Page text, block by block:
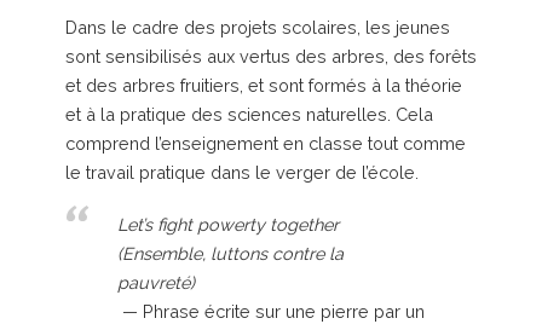
Dans le cadre des projets scolaires, les jeunes
sont sensibilisés aux vertus des arbres, des forêts
et des arbres fruitiers, et sont formés à la théorie
et à la pratique des sciences naturelles. Cela
comprend l’enseignement en classe tout comme
le travail pratique dans le verger de l’école.
Let’s fight powerty together
(Ensemble, luttons contre la
pauvreté)
Phrase écrite sur une pierre par un